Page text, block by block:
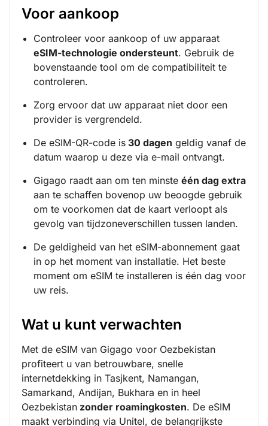
Voor aankoop
Controleer voor aankoop of uw apparaat
eSIM-technologie ondersteunt. Gebruik de
bovenstaande tool om de compatibiliteit te
controleren.
Zorg ervoor dat uw apparaat niet door een
provider is vergrendeld.
De eSIM-QR-code is 30 dagen geldig vanaf de
datum waarop u deze via e-mail ontvangt.
Gigago raadt aan om ten minste één dag extra
aan te schaffen bovenop uw beoogde gebruik
om te voorkomen dat de kaart verloopt als
gevolg van tijdzoneverschillen tussen landen.
De geldigheid van het eSIM-abonnement gaat
in op het moment van installatie. Het beste
moment om eSIM te installeren is één dag voor
uw reis.
Wat u kunt verwachten
Met de eSIM van Gigago voor Oezbekistan
profiteert u van betrouwbare, snelle
internetdekking in Tasjkent, Namangan,
Samarkand, Andijan, Bukhara en in heel
Oezbekistan zonder roamingkosten. De eSIM
maakt verbinding via Unitel, de belangrijkste